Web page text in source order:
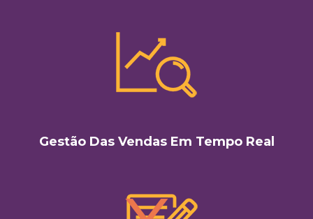
Gestão Das Vendas Em Tempo Real